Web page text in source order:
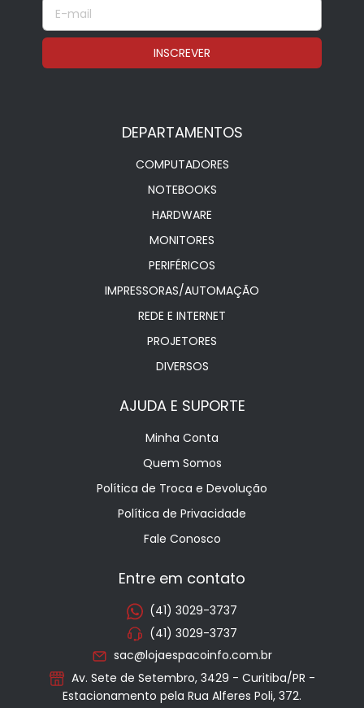
DEPARTAMENTOS
COMPUTADORES
NOTEBOOKS
HARDWARE
MONITORES
PERIFÉRICOS
IMPRESSORAS/AUTOMAÇÃO
REDE E INTERNET
PROJETORES
DIVERSOS
AJUDA E SUPORTE
Minha Conta
Quem Somos
Política de Troca e Devolução
Política de Privacidade
Fale Conosco
Entre em contato
(41) 3029-3737
(41) 3029-3737
sac@lojaespacoinfo.com.br
Av. Sete de Setembro, 3429 - Curitiba/PR -
Estacionamento pela Rua Alferes Poli, 372.